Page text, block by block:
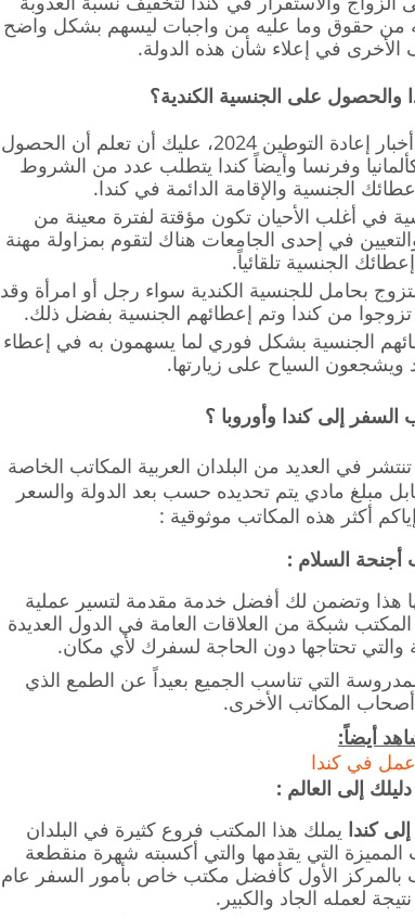
من حقوق وما عليه من واجبات ليسهم بشكل واضح
في إعلاء شأن هذه الدولة.
على الجنسية الكندية؟
عزيزي القارئ عليك الراغب في معرفة أخبار إعادة التوطين 2024، عليك أن تعلم أن الحصول
وفرنسا وأيضاً كندا يتطلب عدد من الشروط
الجنسية والإقامة الدائمة في كندا.
في أغلب الأحيان تكون مؤقتة لفترة معينة من
في إحدى الجامعات هناك لتقوم بمزاولة مهنة
الجنسية تلقائياً.
بحامل للجنسية الكندية سواء رجل أو امرأة وقد
من كندا وتم إعطائهم الجنسية بفضل ذلك.
الجنسية بشكل فوري لما يسهمون به في إعطاء
ويشجعون السياح على زيارتها.
إلى كندا وأوروبا ؟
في العديد من البلدان العربية المكاتب الخاصة
مبلغ مادي يتم تحديده حسب بعد الدولة والسعر
أكثر هذه المكاتب موثوقية :
هذا وتضمن لك أفضل خدمة مقدمة لتسير عملية
شبكة من العلاقات العامة في الدول العديدة
والتي تحتاجها دون الحاجة لسفرك لأي مكان.
التي تناسب الجميع بعيداً عن الطمع الذي
المكاتب الأخرى.
أيضاً:
في كندا
كندا يملك هذا المكتب فروع كثيرة في البلدان
التي يقدمها والتي أكسبته شهرة منقطعة
بالمركز الأول كأفضل مكتب خاص بأمور السفر عام